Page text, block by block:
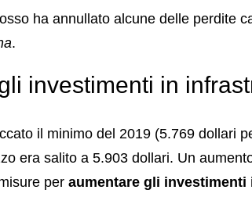
ha annullato alcune delle perdite
.
investimenti in
il minimo del 2019 (5.769 dollari
era salito a 5.903 dollari. Un
per aumentare gli investimenti